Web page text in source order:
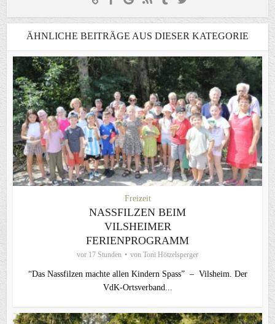
ÄHNLICHE BEITRÄGE AUS DIESER KATEGORIE
Freizeit
NASSFILZEN BEIM
VILSHEIMER
FERIENPROGRAMM
vor 17 Stunden von Toni Hötzelsperger
“Das Nassfilzen machte allen Kindern Spass” – Vilsheim. Der
VdK-Ortsverband...